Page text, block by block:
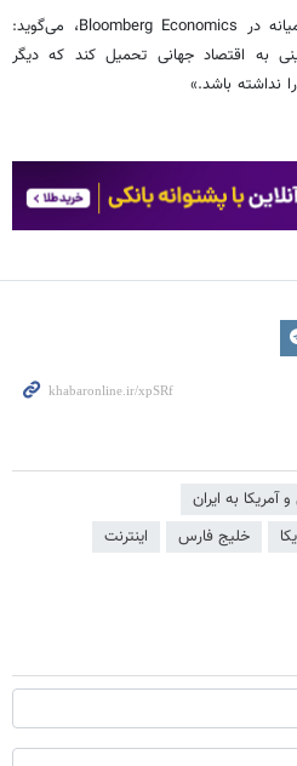
دینا اسفندیاری، مسئول بخش خاورمیانه در Bloomberg Economics، می‌گوید:
به اقتصاد جهانی تحمیل کند که دیگر
نداشته باشد.»
آمریکا به ایران
خلیج فارس
اینترنت